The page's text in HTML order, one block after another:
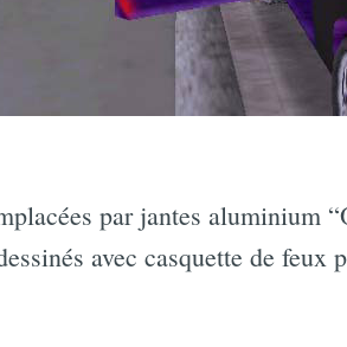
par jantes aluminium
avec casquette de feux